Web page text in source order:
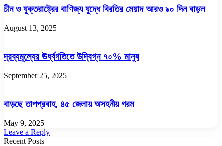
চীন ও যুক্তরাষ্ট্রের বাণিজ্য যুদ্ধে বিরতির মেয়াদ আরও ৯০ দিন বাড়ল
August 13, 2025
দ্রব্যমূল্যের ঊর্ধ্বগতিতে উদ্বিগ্ন ৭০% মানুষ
September 25, 2025
বাড়ছে তাপপ্রবাহ, ৪৫ জেলায় অসহনীয় গরম
May 9, 2025
Leave a Reply
Recent Posts